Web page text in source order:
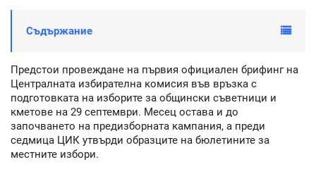
Съдържание
Предстои провеждане на първия официален брифинг на
Централната избирателна комисия във връзка с
подготовката на изборите за общински съветници и
кметове на 29 септември. Месец остава и до
започването на предизборната кампания, а преди
седмица ЦИК утвърди образците на бюлетините за
местните избори.